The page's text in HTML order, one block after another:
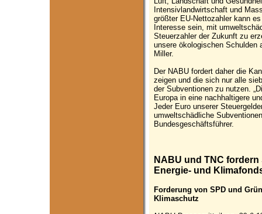
Intensivlandwirtschaft und
größter EU-Nettozahler kann
Interesse sein, mit
Steuerzahler der Zukunft zu
unsere ökologischen Schulden
Miller.
Der NABU fordert daher die
zeigen und die sich nur alle
der Subventionen zu nutzen.
Europa in eine nachhaltigere
Jeder Euro unserer
umweltschädliche
Bundesgeschäftsführer.
NABU und TNC
Energie- und
Forderung von SPD und
Klimaschutz